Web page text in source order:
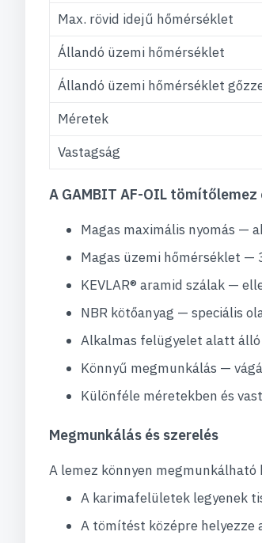
Max. rövid idejű hőmérséklet
Állandó üzemi hőmérséklet
Állandó üzemi hőmérséklet
Méretek
Vastagság
A GAMBIT AF-OIL tömítőlemez
Magas maximális nyomás —
Magas üzemi hőmérséklet —
KEVLAR® aramid szálak —
NBR kötőanyag — speciális
Alkalmas felügyelet alatt
Könnyű megmunkálás —
Különféle méretekben és
Megmunkálás és szerelés
A lemez könnyen megmunkálható
A karimafelületek legyenek
A tömítést középre helyezze